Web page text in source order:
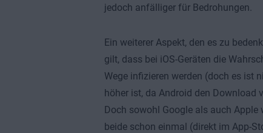
jedoch anfälliger für Bedrohungen.
Ein weiterer Aspekt, den es zu
gilt, dass bei iOS-Geräten die
Wege infizieren werden (doch es ist
höher ist, da Android den Download
Doch sowohl Google als auch
beide schon einmal (direkt im App-